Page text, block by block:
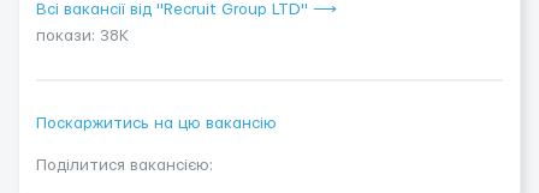
Всі вакансії від "Recruit Group LTD" ⟶
покази: 38K
Поскаржитись на цю вакансію
Поділитися вакансією: